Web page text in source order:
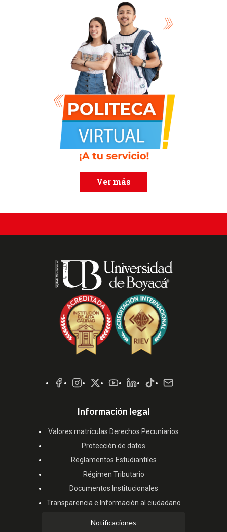
Ver más
Sociales
Información legal
Valores matrículas Derechos Pecuniarios
Protección de datos
Reglamentos Estudiantiles
Régimen Tributario
Documentos Institucionales
Transparencia e Información al ciudadano
Notificaciones